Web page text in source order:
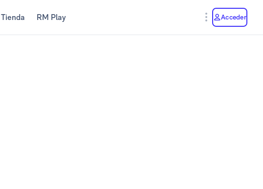
Tienda RM Play Acceder